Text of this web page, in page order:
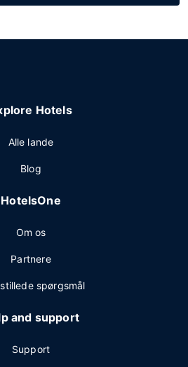
Hotels
Alle lande
Blog
HotelsOne
Om os
Partnere
spørgsmål
and support
Support